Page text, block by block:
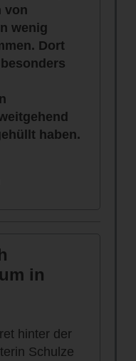
von
wenig
Dort
haben.
in
hinter der
Schulze